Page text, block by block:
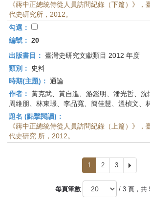
《蔣中正總統侍從人員訪問紀錄（下篇）》，
代史硏究所，2012。
勾選：
編號： 20
出版書目： 臺灣史研究文獻類目 2012 年度
類別：
史料
時期(主題)： 通論
作者： 黃克武、黃自進、游鑑明、潘光哲、沈
周維朋、林東璟、李品寬、簡佳慧、溫楨文、
題名 (點擊閱讀)：
《蔣中正總統侍從人員訪問紀錄（上篇）》，
代史硏究 所，2012。
1 2 3
一
每頁筆數
/ 3 頁，共